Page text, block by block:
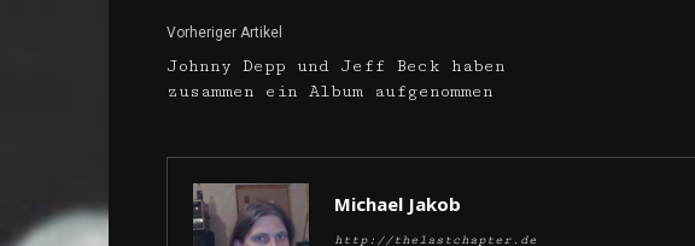
Vorheriger Artikel
Johnny Depp und Jeff Beck haben
zusammen ein Album aufgenommen
Michael Jakob
http://thelastchapter.de